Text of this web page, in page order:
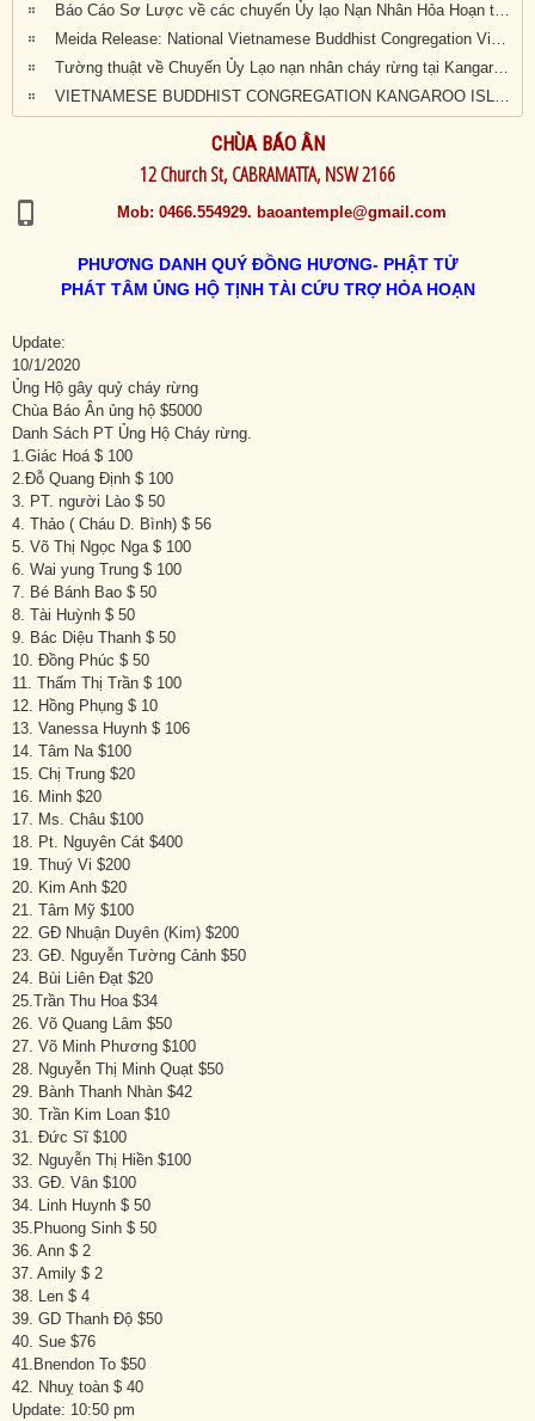
Báo Cáo Sơ Lược về các chuyến Ủy lạo Nạn Nhân Hỏa Hoạn tại Úc Châu đầu năm 2020
Meida Release: National Vietnamese Buddhist Congregation Visit KI to give $55,500 to Local Auto Repair Project
Tường thuật về Chuyến Ủy Lạo nạn nhân cháy rừng tại Kangaroo Island, Nam Úc (ngày 24/2/2020)
VIETNAMESE BUDDHIST CONGREGATION KANGAROO ISLAND VISIT
CHÙA BÁO ÂN
12 Church St, CABRAMATTA, NSW 2166
Mob: 0466.554929. baoantemple@gmail.com
PHƯƠNG DANH QUÝ ĐỒNG HƯƠNG- PHẬT TỬ
PHÁT TÂM ỦNG HỘ TỊNH TÀI CỨU TRỢ HỎA HOẠN
Update:
10/1/2020
Ủng Hộ gây quỷ cháy rừng
Chùa Báo Ân ủng hộ $5000
Danh Sách PT Ủng Hộ Cháy rừng.
1.Giác Hoá $ 100
2.Đỗ Quang Định $ 100
3. PT. người Lào $ 50
4. Thảo ( Cháu D. Bình) $ 56
5. Võ Thị Ngọc Nga $ 100
6. Wai yung Trung $ 100
7. Bé Bánh Bao $ 50
8. Tài Huỳnh $ 50
9. Bác Diệu Thanh $ 50
10. Đồng Phúc $ 50
11. Thấm Thị Trần $ 100
12. Hồng Phụng $ 10
13. Vanessa Huynh $ 106
14. Tâm Na $100
15. Chị Trung $20
16. Minh $20
17. Ms. Châu $100
18. Pt. Nguyên Cát $400
19. Thuý Vi $200
20. Kim Anh $20
21. Tâm Mỹ $100
22. GĐ Nhuận Duyên (Kim) $200
23. GĐ. Nguyễn Tường Cảnh $50
24. Bùi Liên Đạt $20
25.Trần Thu Hoa $34
26. Võ Quang Lâm $50
27. Võ Minh Phương $100
28. Nguyễn Thị Minh Quạt $50
29. Bành Thanh Nhàn $42
30. Trần Kim Loan $10
31. Đức Sĩ $100
32. Nguyễn Thị Hiền $100
33. GĐ. Vân $100
34. Linh Huynh $ 50
35.Phuong Sinh $ 50
36. Ann $ 2
37. Amily $ 2
38. Len $ 4
39. GD Thanh Độ $50
40. Sue $76
41.Bnendon To $50
42. Nhuỵ toàn $ 40
Update: 10:50 pm